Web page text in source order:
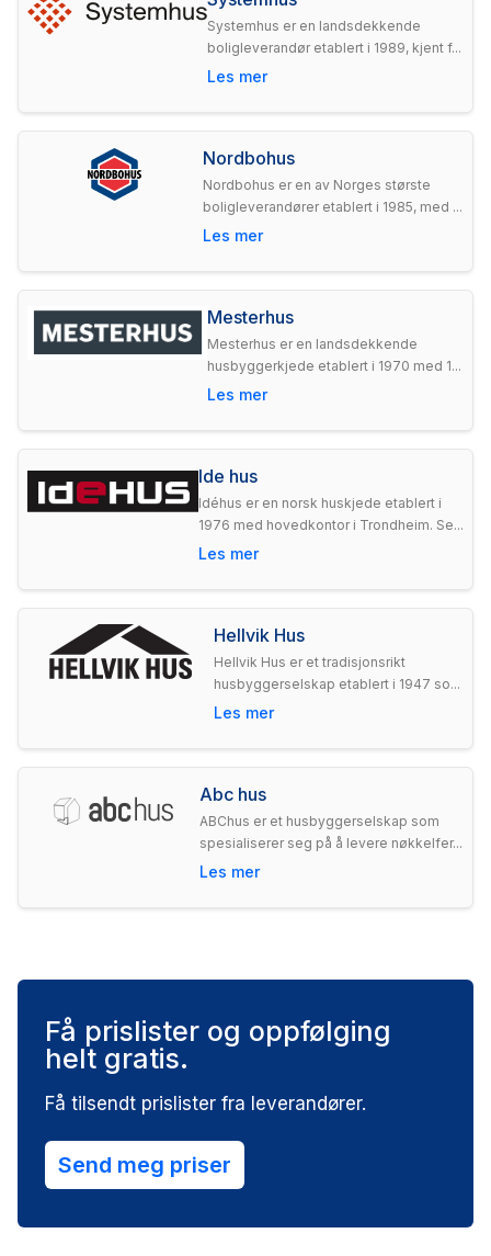
Systemhus er en landsdekkende
boligleverandør etablert i 1989, kjent f...
Les mer
Nordbohus
Nordbohus er en av Norges største
boligleverandører etablert i 1985, med ...
Les mer
Mesterhus
Mesterhus er en landsdekkende
husbyggerkjede etablert i 1970 med 1...
Les mer
Ide hus
Idéhus er en norsk huskjede etablert i
1976 med hovedkontor i Trondheim. Se...
Les mer
Hellvik Hus
Hellvik Hus er et tradisjonsrikt
husbyggerselskap etablert i 1947 so...
Les mer
Abc hus
ABChus er et husbyggerselskap som
spesialiserer seg på å levere nøkkelfer...
Les mer
Få prislister og oppfølging
helt gratis.
Få tilsendt prislister fra leverandører.
Send meg priser